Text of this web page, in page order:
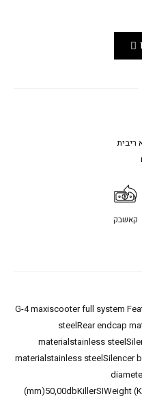
קאשבק
G-4 maxiscooter full system
steelRear endcap
materialstainless
materialstainless steelSilencer
(mm)50,00dbKillerSIWeight